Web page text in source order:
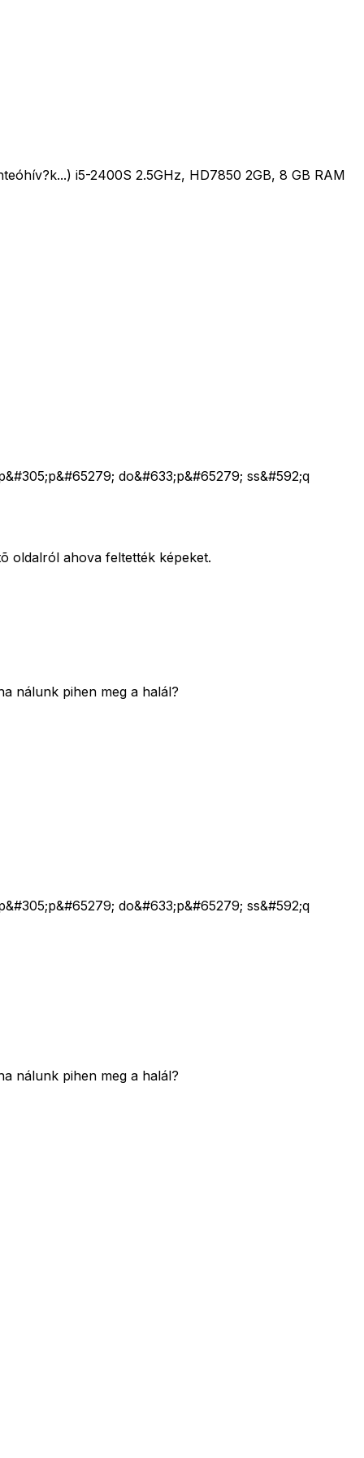
i5-2400S 2.5GHz, HD7850 2GB, 8 GB RAM
do&#633;p&#65279; ss&#592;q
oldalról ahova feltették képeket.
nálunk pihen meg a halál?
do&#633;p&#65279; ss&#592;q
nálunk pihen meg a halál?